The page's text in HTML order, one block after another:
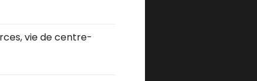
vie de centre-